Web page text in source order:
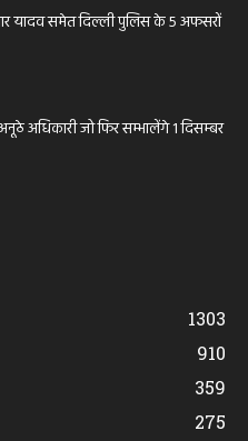
यादव समेत दिल्ली पुलिस के 5 अफसरों
अधिकारी जो फिर सम्भालेंगे 1 दिसम्बर
1303
910
359
275